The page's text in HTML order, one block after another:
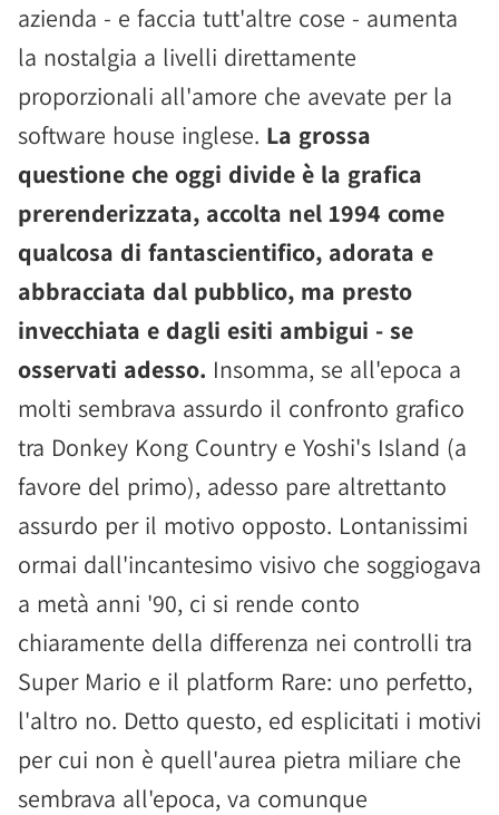
azienda - e faccia tutt'altre cose - aumenta
la nostalgia a livelli direttamente
proporzionali all'amore che avevate per la
software house inglese. La grossa
questione che oggi divide è la grafica
prerenderizzata, accolta nel 1994 come
qualcosa di fantascientifico, adorata e
abbracciata dal pubblico, ma presto
invecchiata e dagli esiti ambigui - se
osservati adesso. Insomma, se all'epoca a
molti sembrava assurdo il confronto grafico
tra Donkey Kong Country e Yoshi's Island (a
favore del primo), adesso pare altrettanto
assurdo per il motivo opposto. Lontanissimi
ormai dall'incantesimo visivo che soggiogava
a metà anni '90, ci si rende conto
chiaramente della differenza nei controlli tra
Super Mario e il platform Rare: uno perfetto,
l'altro no. Detto questo, ed esplicitati i motivi
per cui non è quell'aurea pietra miliare che
sembrava all'epoca, va comunque